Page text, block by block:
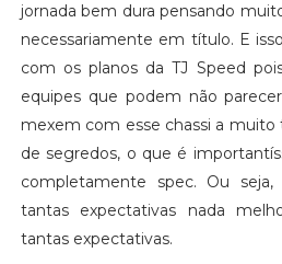
jornada bem dura pensando
necessariamente em título. E
com os planos da TJ Speed
equipes que podem não
mexem com esse chassi a
de segredos, o que é
completamente spec. Ou
tantas expectativas nada
tantas expectativas.